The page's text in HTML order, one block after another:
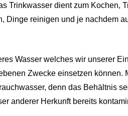
Trinkwasser dient zum Kochen,
Dinge reinigen und je nachdem
Wasser welches wir unserer
Zwecke einsetzen können.
denn das Behältnis
anderer Herkunft bereits